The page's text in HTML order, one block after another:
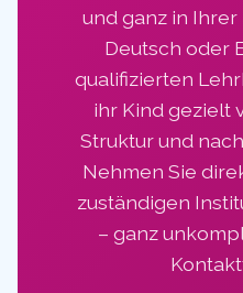
und ganz in Ihrer
Deutsch oder
qualifizierten
ihr Kind gezielt
Struktur und
Nehmen Sie
zuständigen
– ganz